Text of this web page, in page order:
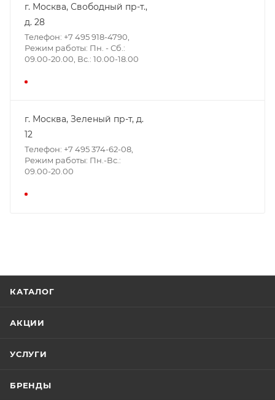
г. Москва, Свободный пр-т.,
д. 28
Телефон: +7 495 918-4790,
Режим работы: Пн. - Сб.:
09.00-20.00, Вс.: 10.00-18.00
г. Москва, Зеленый пр-т, д.
12
Телефон: +7 495 374-62-08,
Режим работы: Пн.-Вс.:
09.00-20.00
КАТАЛОГ
АКЦИИ
УСЛУГИ
БРЕНДЫ